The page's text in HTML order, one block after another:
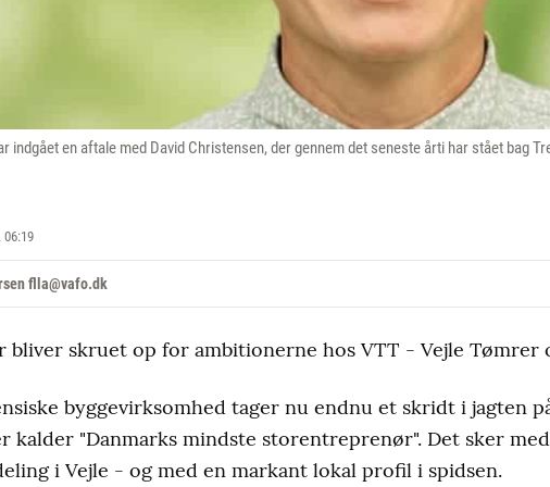
indgået en aftale med David Christensen, der gennem det seneste årti har stået bag
06:19
flla@vafo.dk
bliver skruet op for ambitionerne hos VTT - Vejle Tømrer
byggevirksomhed tager nu endnu et skridt i jagten
kalder "Danmarks mindste storentreprenør". Det sker
i Vejle - og med en markant lokal profil i spidsen.